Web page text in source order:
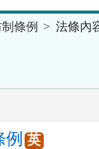
條例 法條內
英